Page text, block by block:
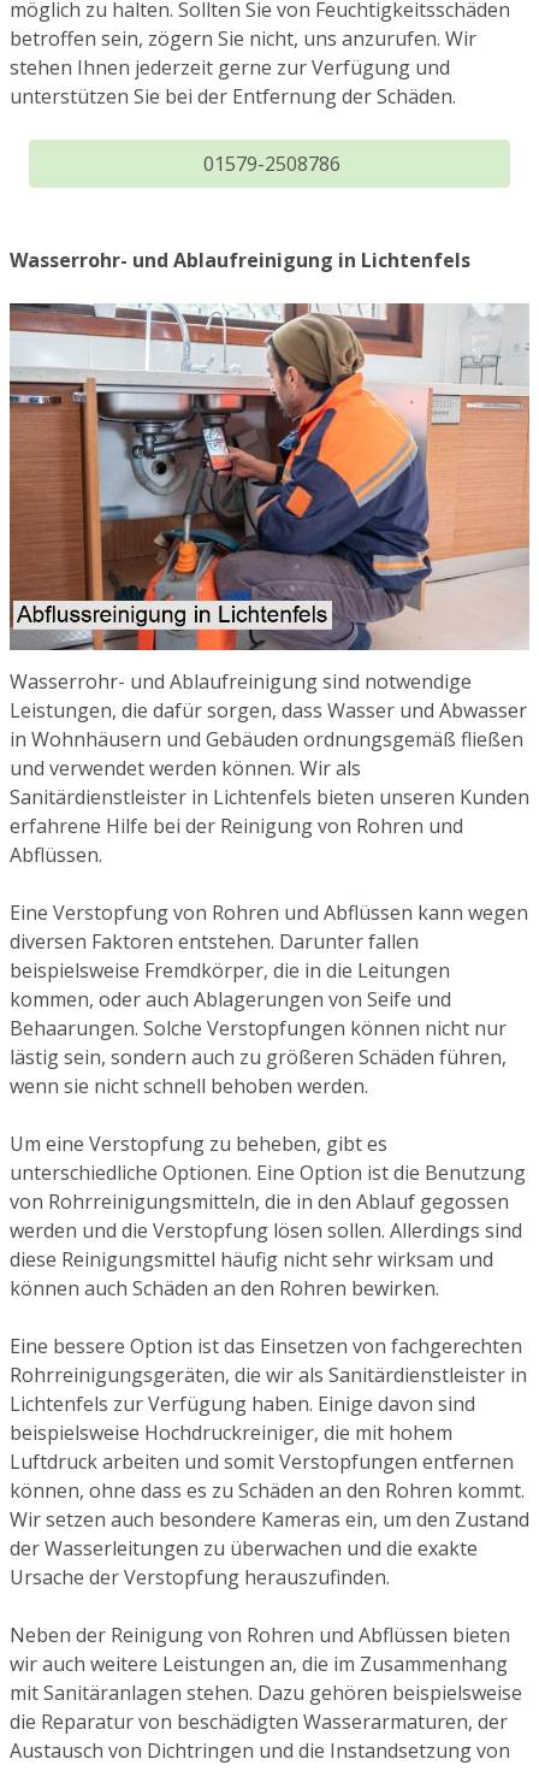
möglich zu halten. Sollten Sie von Feuchtigkeitsschäden
betroffen sein, zögern Sie nicht, uns anzurufen. Wir
stehen Ihnen jederzeit gerne zur Verfügung und
unterstützen Sie bei der Entfernung der Schäden.
01579-2508786
Wasserrohr- und Ablaufreinigung in Lichtenfels
Wasserrohr- und Ablaufreinigung sind notwendige
Leistungen, die dafür sorgen, dass Wasser und Abwasser
in Wohnhäusern und Gebäuden ordnungsgemäß fließen
und verwendet werden können. Wir als
Sanitärdienstleister in Lichtenfels bieten unseren Kunden
erfahrene Hilfe bei der Reinigung von Rohren und
Abflüssen.
Eine Verstopfung von Rohren und Abflüssen kann wegen
diversen Faktoren entstehen. Darunter fallen
beispielsweise Fremdkörper, die in die Leitungen
kommen, oder auch Ablagerungen von Seife und
Behaarungen. Solche Verstopfungen können nicht nur
lästig sein, sondern auch zu größeren Schäden führen,
wenn sie nicht schnell behoben werden.
Um eine Verstopfung zu beheben, gibt es
unterschiedliche Optionen. Eine Option ist die Benutzung
von Rohrreinigungsmitteln, die in den Ablauf gegossen
werden und die Verstopfung lösen sollen. Allerdings sind
diese Reinigungsmittel häufig nicht sehr wirksam und
können auch Schäden an den Rohren bewirken.
Eine bessere Option ist das Einsetzen von fachgerechten
Rohrreinigungsgeräten, die wir als Sanitärdienstleister in
Lichtenfels zur Verfügung haben. Einige davon sind
beispielsweise Hochdruckreiniger, die mit hohem
Luftdruck arbeiten und somit Verstopfungen entfernen
können, ohne dass es zu Schäden an den Rohren kommt.
Wir setzen auch besondere Kameras ein, um den Zustand
der Wasserleitungen zu überwachen und die exakte
Ursache der Verstopfung herauszufinden.
Neben der Reinigung von Rohren und Abflüssen bieten
wir auch weitere Leistungen an, die im Zusammenhang
mit Sanitäranlagen stehen. Dazu gehören beispielsweise
die Reparatur von beschädigten Wasserarmaturen, der
Austausch von Dichtringen und die Instandsetzung von